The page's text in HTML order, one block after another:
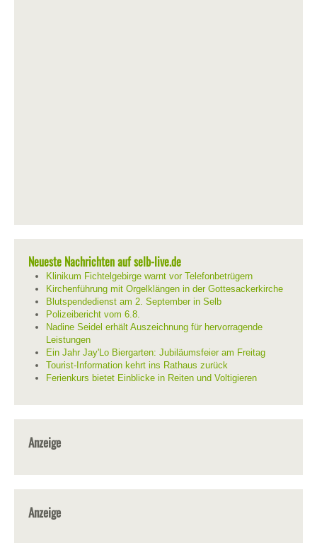
Neueste Nachrichten auf selb-live.de
Klinikum Fichtelgebirge warnt vor Telefonbetrügern
Kirchenführung mit Orgelklängen in der Gottesackerkirche
Blutspendedienst am 2. September in Selb
Polizeibericht vom 6.8.
Nadine Seidel erhält Auszeichnung für hervorragende
Leistungen
Ein Jahr Jay'Lo Biergarten: Jubiläumsfeier am Freitag
Tourist-Information kehrt ins Rathaus zurück
Ferienkurs bietet Einblicke in Reiten und Voltigieren
Anzeige
Anzeige